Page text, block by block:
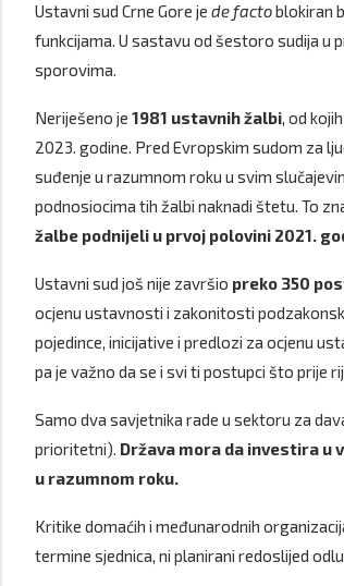
Ustavni sud Crne Gore je de factoblokiran
funkcijama. U sastavu od šestoro sudija u
sporovima.
Neriješeno je 1981 ustavnih žalbi, od
2023. godine. Pred Evropskim sudom za
suđenje u razumnom roku u svim
podnosiocima tih žalbi naknadi štetu. To
žalbe podnijeli u prvoj polovini 2021.
Ustavni sud još nije završio preko 350
ocjenu ustavnosti i zakonitosti
pojedince, inicijative i predlozi za ocjenu
pa je važno da se i svi ti postupci što prije
Samo dva savjetnika rade u sektoru za
prioritetni). Država mora da investira u
u razumnom roku.
Kritike domaćih i međunarodnih
termine sjednica, ni planirani redoslijed